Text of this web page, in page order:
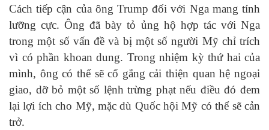
Cách tiếp cận của ông Trump đối với Nga mang tính
lưỡng cực. Ông đã bày tỏ ủng hộ hợp tác với Nga
trong một số vấn đề và bị một số người Mỹ chỉ trích
vì có phần khoan dung. Trong nhiệm kỳ thứ hai của
mình, ông có thể sẽ cố gắng cải thiện quan hệ ngoại
giao, dỡ bỏ một số lệnh trừng phạt nếu điều đó đem
lại lợi ích cho Mỹ, mặc dù Quốc hội Mỹ có thể sẽ cản
trở.